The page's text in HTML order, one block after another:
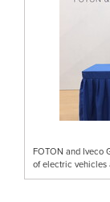
FOTON and Iveco
of electric vehicles